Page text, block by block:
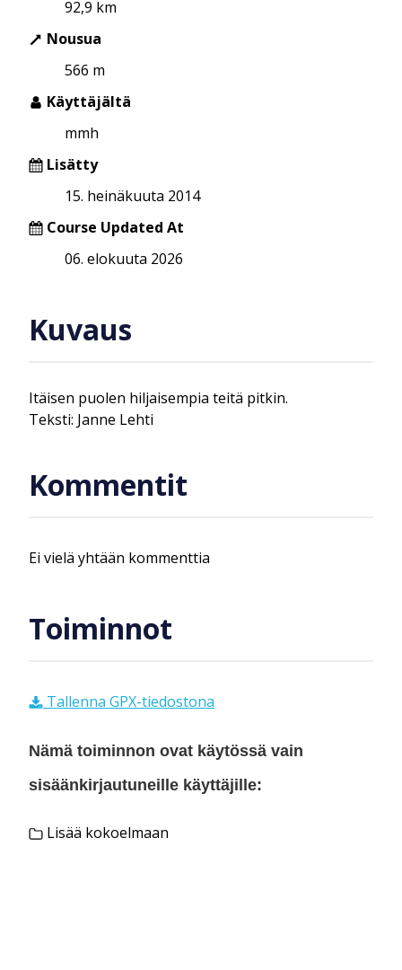
92,9 km
Nousua
566 m
Käyttäjältä
mmh
Lisätty
15. heinäkuuta 2014
Course Updated At
06. elokuuta 2026
Kuvaus
Itäisen puolen hiljaisempia teitä pitkin.
Teksti: Janne Lehti
Kommentit
Ei vielä yhtään kommenttia
Toiminnot
Tallenna GPX-tiedostona
Nämä toiminnon ovat käytössä vain
sisäänkirjautuneille käyttäjille:
Lisää kokoelmaan